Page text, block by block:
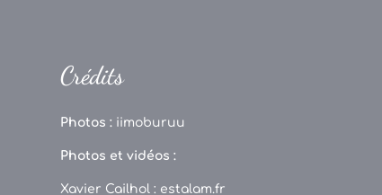
e
o
o
k
a
m
C
Crédits
Photos : iimoburuu
Photos et vidéos :
Xavier Cailhol : estalam.fr